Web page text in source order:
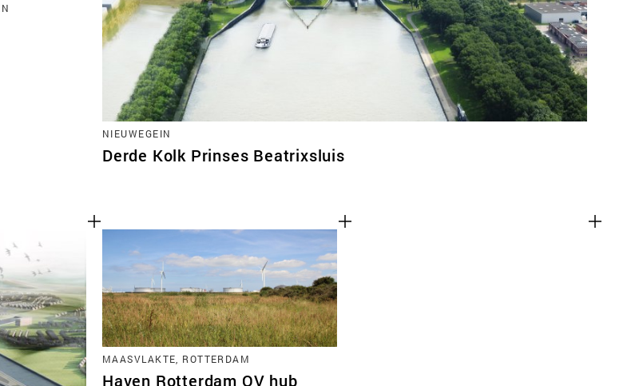
NIEUWEGEIN
Derde Kolk Prinses Beatrixsluis
MAASVLAKTE, ROTTERDAM
Haven Rotterdam OV hub